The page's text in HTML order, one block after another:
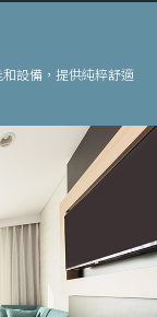
設備，提供純粹舒適